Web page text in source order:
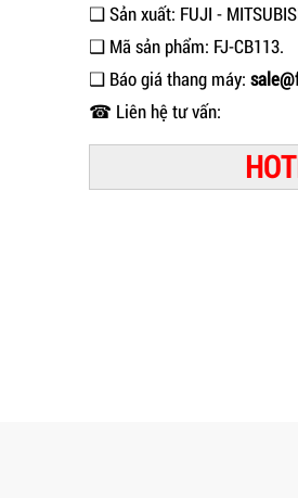
❑ Sản xuất: FUJI -
❑ Mã sản phẩm: FJ-CB113.
❑ Báo giá thang máy:
☎ Liên hệ tư vấn: